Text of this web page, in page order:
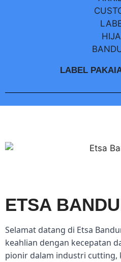
LABEL
ETSA
Selamat datang di Etsa
keahlian dengan kecepatan
pionir dalam industri cutting,